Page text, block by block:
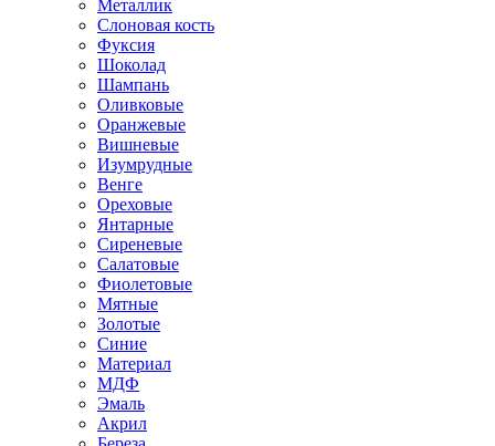
Металлик
Слоновая кость
Фуксия
Шоколад
Шампань
Оливковые
Оранжевые
Вишневые
Изумрудные
Венге
Ореховые
Янтарные
Сиреневые
Салатовые
Фиолетовые
Мятные
Золотые
Синие
Материал
МДФ
Эмаль
Акрил